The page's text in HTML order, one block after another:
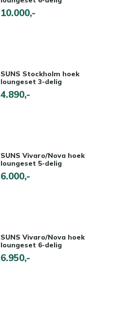
10.000,-
SUNS Stockholm hoek
loungeset 3-delig
4.890,-
SUNS Vivaro/Nova hoek
loungeset 5-delig
6.000,-
SUNS Vivaro/Nova hoek
loungeset 6-delig
6.950,-